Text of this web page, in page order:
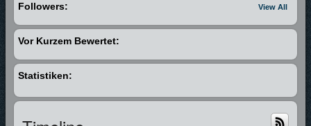
View All
Followers:
Vor Kurzem Bewertet:
Statistiken: